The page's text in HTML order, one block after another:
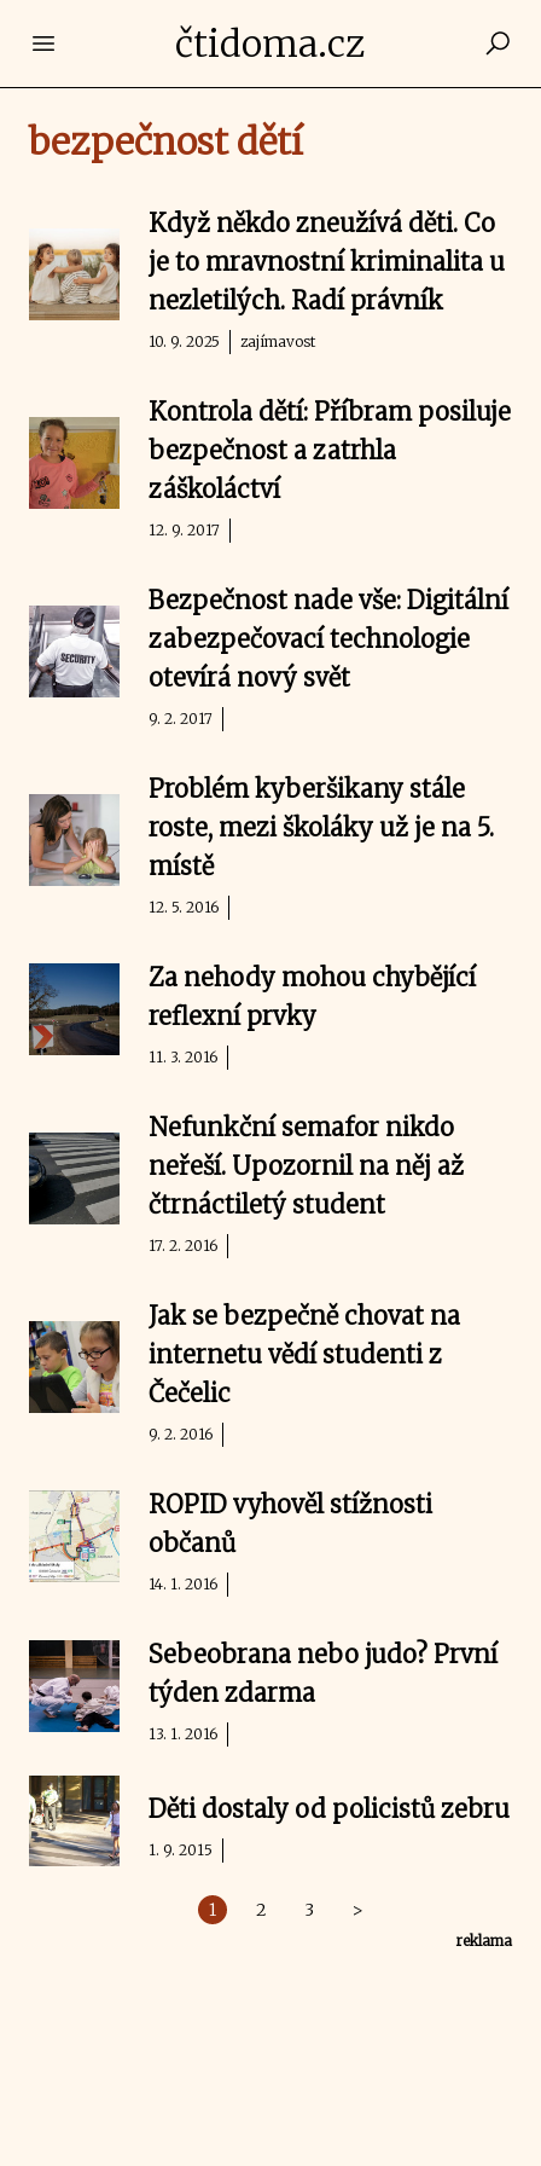
Open main menučtidoma.cz
bezpečnost dětí
Když někdo zneužívá děti. Co
je to mravnostní kriminalita u
nezletilých. Radí právník
10. 9. 2025 zajímavost
Kontrola dětí: Příbram posiluje
bezpečnost a zatrhla
záškoláctví
12. 9. 2017
Bezpečnost nade vše: Digitální
zabezpečovací technologie
otevírá nový svět
9. 2. 2017
Problém kyberšikany stále
roste, mezi školáky už je na 5.
místě
12. 5. 2016
Za nehody mohou chybějící
reflexní prvky
11. 3. 2016
Nefunkční semafor nikdo
neřeší. Upozornil na něj až
čtrnáctiletý student
17. 2. 2016
Jak se bezpečně chovat na
internetu vědí studenti z
Čečelic
9. 2. 2016
ROPID vyhověl stížnosti
občanů
14. 1. 2016
Sebeobrana nebo judo? První
týden zdarma
13. 1. 2016
Děti dostaly od policistů zebru
1. 9. 2015
1 2 3 >
reklama